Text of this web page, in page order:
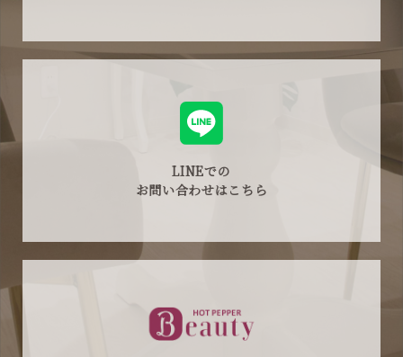
LINEでの
お問い合わせはこちら